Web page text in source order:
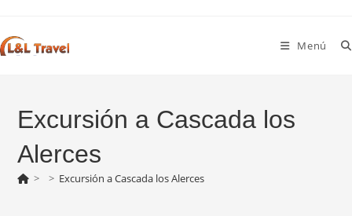
contenido
Menú
Excursión a Cascada los
Alerces
> > Excursión a Cascada los Alerces